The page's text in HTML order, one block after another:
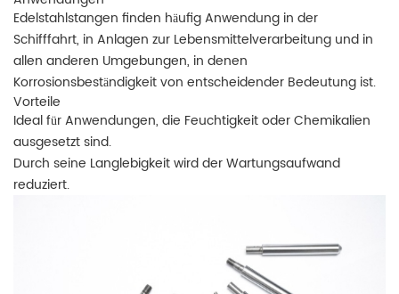
Edelstahlstangen finden häufig Anwendung in der
Schifffahrt, in Anlagen zur Lebensmittelverarbeitung und in
allen anderen Umgebungen, in denen
Korrosionsbeständigkeit von entscheidender Bedeutung ist.
Vorteile
Ideal für Anwendungen, die Feuchtigkeit oder Chemikalien
ausgesetzt sind.
Durch seine Langlebigkeit wird der Wartungsaufwand
reduziert.